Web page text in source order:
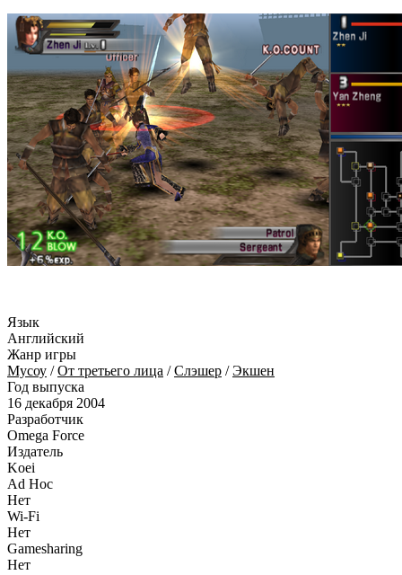
Язык
Английский
Жанр игры
Мусоу /От третьего лица /Слэшер /Экшен
Год выпуска
16 декабря 2004
Разработчик
Omega Force
Издатель
Koei
Ad Hoc
Нет
Wi-Fi
Нет
Gamesharing
Нет